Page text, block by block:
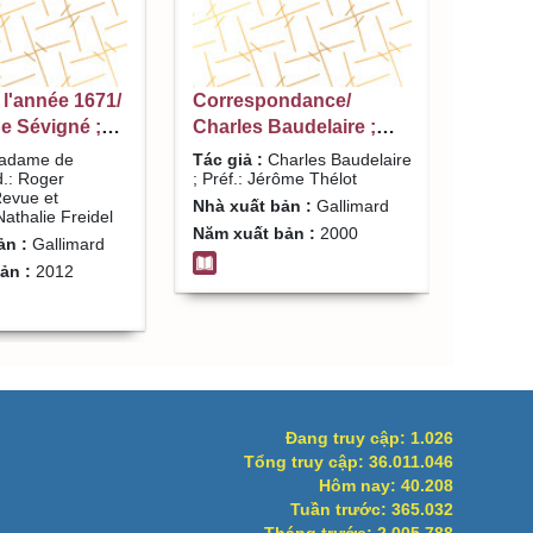
1671/
Sévigné ;
Duchêne ;
de
Roger
et
Freidel
: Gallimard
: 2012
Correspondance/
Charles Baudelaire ;
Préf.: Jérôme Thélot
Tác giả : Charles Baudelaire
; Préf.: Jérôme Thélot
Nhà xuất bản : Gallimard
Năm xuất bản : 2000
Đang truy cập: 1.026
Tổng truy cập: 36.011.046
Hôm nay: 40.208
Tuần trước: 365.032